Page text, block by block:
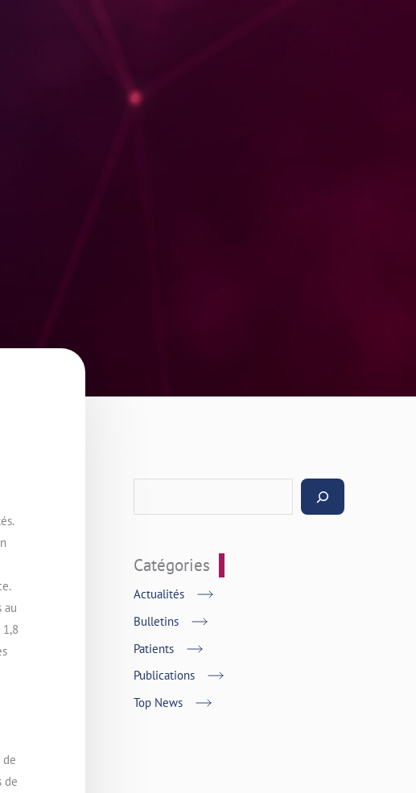
au
de
Catégories
Actualités
Bulletins
Patients
Publications
Top News